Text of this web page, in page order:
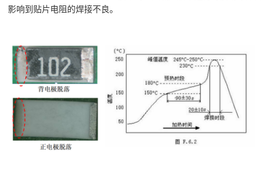
影响到贴片电阻的焊接不良。